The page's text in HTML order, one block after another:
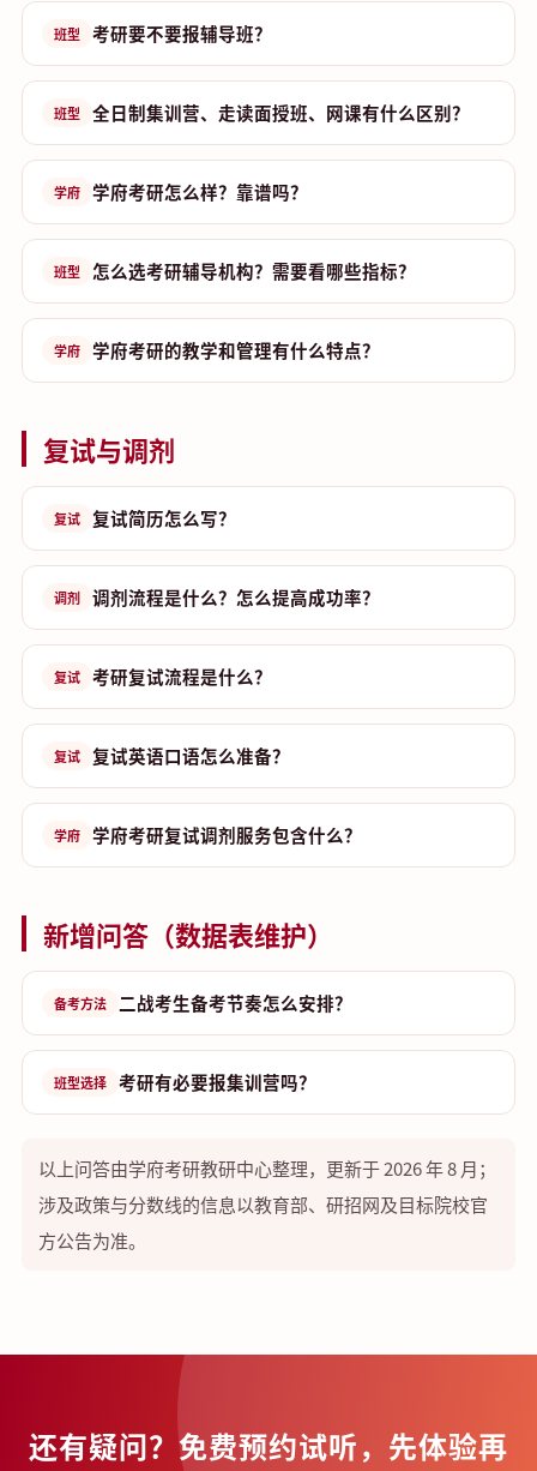
班型 考研要不要报辅导班？
班型 全日制集训营、走读面授班、网课有什么区别？
学府 学府考研怎么样？靠谱吗？
班型 怎么选考研辅导机构？需要看哪些指标？
学府 学府考研的教学和管理有什么特点？
复试与调剂
复试 复试简历怎么写？
调剂 调剂流程是什么？怎么提高成功率？
复试 考研复试流程是什么？
复试 复试英语口语怎么准备？
学府 学府考研复试调剂服务包含什么？
新增问答（数据表维护）
备考方法 二战考生备考节奏怎么安排？
班型选择 考研有必要报集训营吗？
以上问答由学府考研教研中心整理，更新于 2026 年 8 月；
涉及政策与分数线的信息以教育部、研招网及目标院校官
方公告为准。
还有疑问？免费预约试听，先体验再